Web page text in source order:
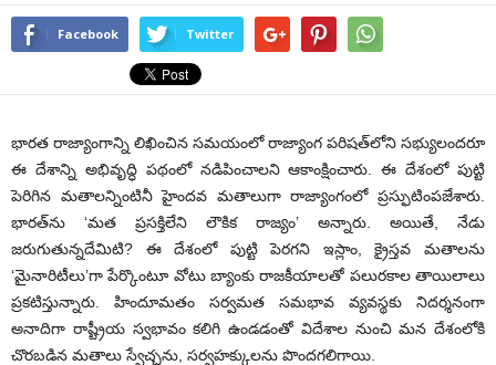
Facebook Twitter
భారత రాజ్యాంగాన్ని లిఖించిన సమయంలో రాజ్యాంగ పరిషత్‌లోని సభ్యులందరూ
ఈ దేశాన్ని అభివృద్ధి పథంలో నడిపించాలని ఆకాంక్షించారు. ఈ దేశంలో పుట్టి
పెరిగిన మతాలన్నింటినీ హైందవ మతాలుగా రాజ్యాంగంలో ప్రస్ఫుటింపజేశారు.
భారత్‌ను ‘మత ప్రసక్తిలేని లౌకిక రాజ్యం’ అన్నారు. అయితే, నేడు
జరుగుతున్నదేమిటి? ఈ దేశంలో పుట్టి పెరగని ఇస్లాం, క్రైస్తవ మతాలను
‘మైనారిటీలు’గా పేర్కొంటూ వోటు బ్యాంకు రాజకీయాలతో పలురకాల తాయిలాలు
ప్రకటిస్తున్నారు. హిందూమతం సర్వమత సమభావ వ్యవస్థకు నిదర్శనంగా
అనాదిగా రాష్ట్రీయ స్వభావం కలిగి ఉండడంతో విదేశాల నుంచి మన దేశంలోకి
చొరబడిన మతాలు స్వేచ్ఛను, సర్వహక్కులను పొందగలిగాయి.